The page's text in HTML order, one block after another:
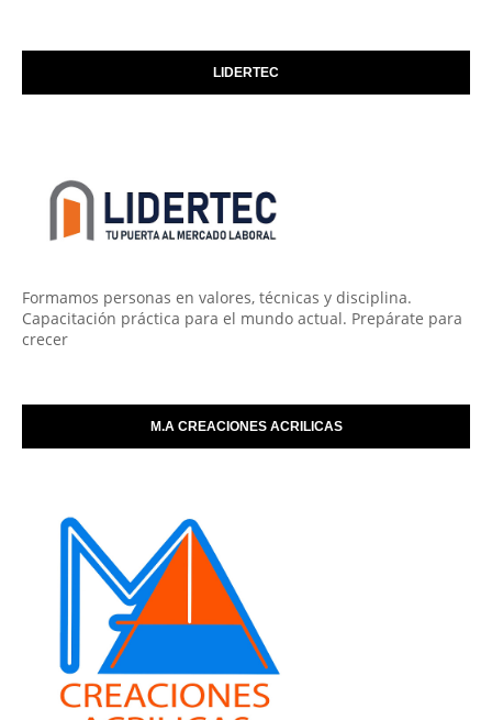
LIDERTEC
Formamos personas en valores, técnicas y disciplina.
Capacitación práctica para el mundo actual. Prepárate para
crecer
M.A CREACIONES ACRILICAS